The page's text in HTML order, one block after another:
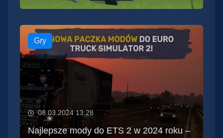
Gry
08.03.2024 13:28
Najlepsze mody do ETS 2 w 2024 roku –